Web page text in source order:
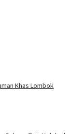
Khas Lombok